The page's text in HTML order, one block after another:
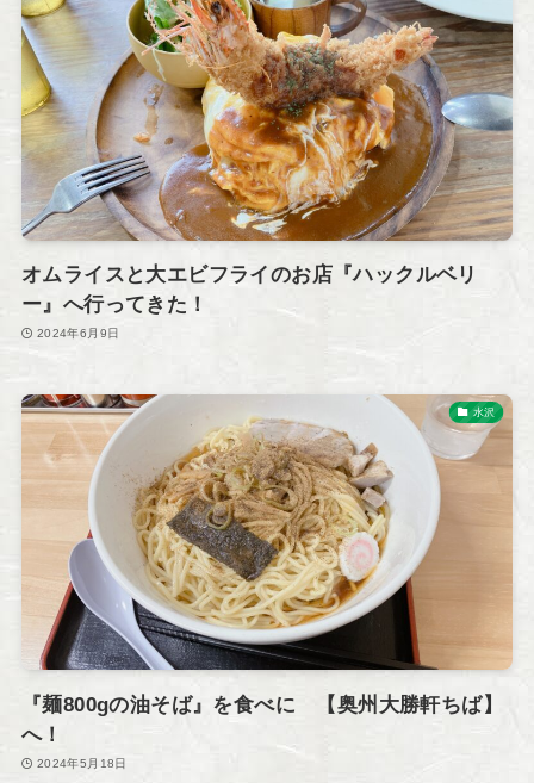
オムライスと大エビフライのお店『ハックルベリ
ー』へ行ってきた！
2024年6月9日
水沢
『麺800gの油そば』を食べに 【奥州大勝軒ちば】
へ！
2024年5月18日